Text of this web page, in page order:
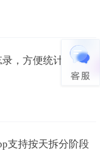
，方便统计工作时
支持按天拆分阶段